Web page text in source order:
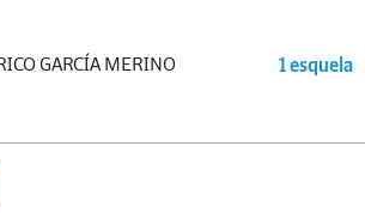
GARCÍA MERINO 1 esquela